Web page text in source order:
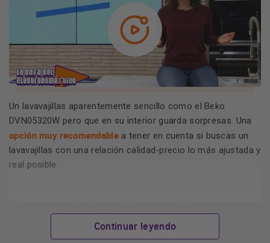
Un lavavajillas aparentemente sencillo como el Beko
DVN05320W pero que en su interior guarda sorpresas. Una
opción muy recomendablea tener en cuenta si buscas un
lavavajillas con una relación calidad-precio lo más ajustada y
real posible.
lavavajillas Beko DVN05320W
Continuar leyendo